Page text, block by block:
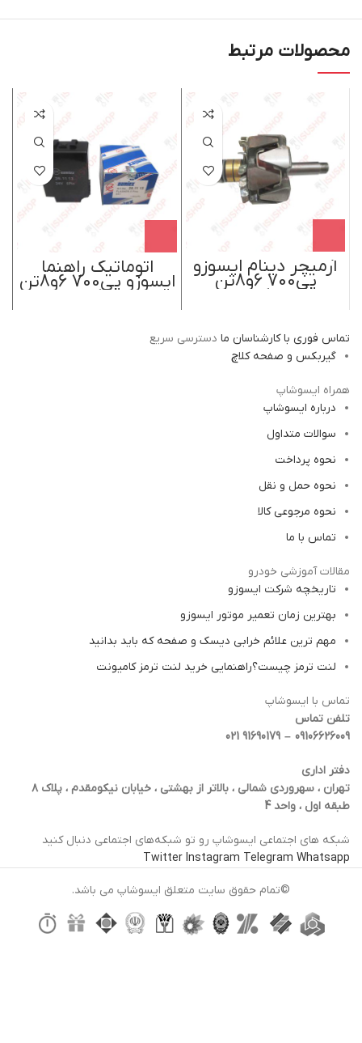
محصولات مرتبط
آرمیچر دینام ایسوزو
پی700 6و8تن
دامکس
اتوماتیک راهنما
ایسوزو پی700 6و8تن
دامکس
تماس فوری با کارشناسان ما دسترسی سریع
گیربکس و صفحه کلاچ
همراه ایسوشاپ
درباره ایسوشاپ
سوالات متداول
نحوه پرداخت
نحوه حمل و نقل
نحوه مرجوعی کالا
تماس با ما
مقالات آموزشی خودرو
تاریخچه شرکت ایسوزو
بهترین زمان تعمیر موتور ایسوزو
مهم ترین علائم خرابی دیسک و صفحه که باید بدانید
لنت ترمز چیست؟راهنمایی خرید لنت ترمز کامیونت
تماس با ایسوشاپ
تلفن تماس
09106626009 – 91690179 021
دفتر اداری
تهران ، سهروردی شمالی ، بالاتر از بهشتی ، خیابان نیکومقدم ، پلاک ۸
طبقه اول ، واحد 4
شبکه‌ های اجتماعی ایسوشاپ رو تو شبکه‌های اجتماعی دنبال کنید
Twitter Instagram Telegram Whatsapp
©تمام حقوق سایت متعلق ایسوشاپ می باشد.